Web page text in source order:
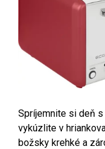
Spríjemnite si deň
vykúzlite v
božsky krehké a